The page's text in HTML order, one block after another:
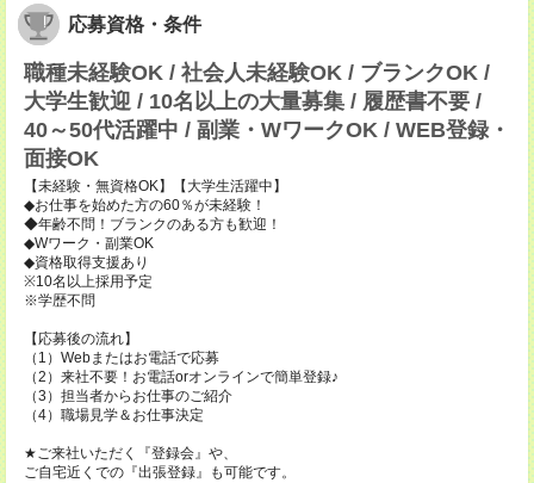
応募資格・条件
職種未経験OK / 社会人未経験OK / ブランクOK /
大学生歓迎 / 10名以上の大量募集 / 履歴書不要 /
40～50代活躍中 / 副業・WワークOK / WEB登録・
面接OK
【未経験・無資格OK】【大学生活躍中】
◆お仕事を始めた方の60％が未経験！
◆年齢不問！ブランクのある方も歓迎！
◆Wワーク・副業OK
◆資格取得支援あり
※10名以上採用予定
※学歴不問
【応募後の流れ】
（1）Webまたはお電話で応募
（2）来社不要！お電話orオンラインで簡単登録♪
（3）担当者からお仕事のご紹介
（4）職場見学＆お仕事決定
★ご来社いただく『登録会』や、
ご自宅近くでの『出張登録』も可能です。